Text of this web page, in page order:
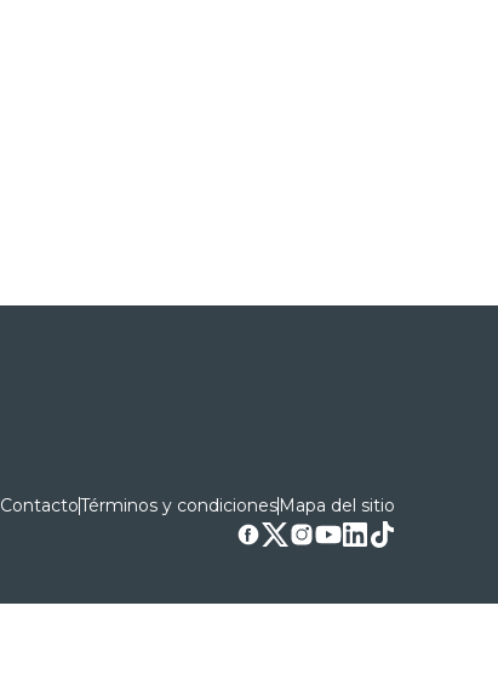
ContactoTérminos y condicionesMapa del sitio